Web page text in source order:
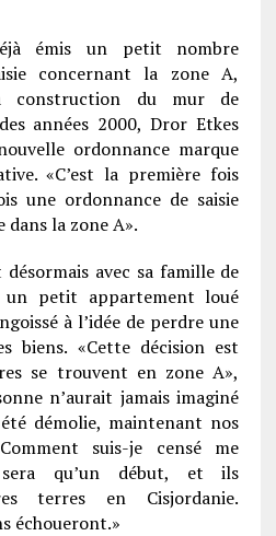
émis un petit nombre
concernant la zone A,
construction du mur de
années 2000, Dror Etkes
ordonnance marque
«C’est la première fois
une ordonnance de saisie
la zone A».
avec sa famille de
un petit appartement loué
à l’idée de perdre une
biens. «Cette décision est
se trouvent en zone A»,
n’aurait jamais imaginé
démolie, maintenant nos
suis-je censé me
qu’un début, et ils
terres en Cisjordanie.
échoueront.»